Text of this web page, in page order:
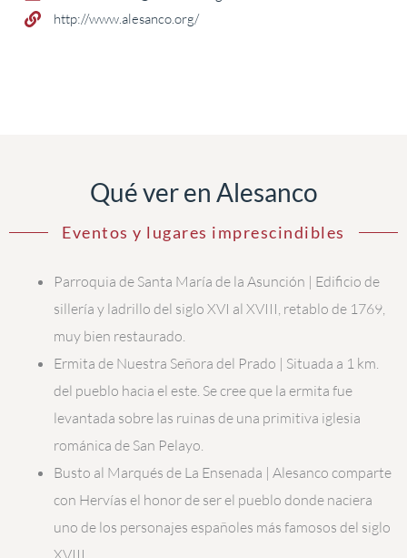
http://www.alesanco.org/
Qué ver en Alesanco
Eventos y lugares imprescindibles
Parroquia de Santa María de la Asunción | Edificio de
sillería y ladrillo del siglo XVI al XVIII, retablo de 1769,
muy bien restaurado.
Ermita de Nuestra Señora del Prado | Situada a 1 km.
del pueblo hacia el este. Se cree que la ermita fue
levantada sobre las ruinas de una primitiva iglesia
románica de San Pelayo.
Busto al Marqués de La Ensenada | Alesanco comparte
con Hervías el honor de ser el pueblo donde naciera
uno de los personajes españoles más famosos del siglo